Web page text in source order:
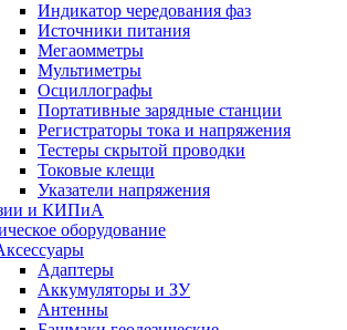
Индикатор чередования фаз
Источники питания
Мегаомметры
Мультиметры
Осциллографы
Портативные зарядные станции
Регистраторы тока и напряжения
Тестеры скрытой проводки
Токовые клещи
Указатели напряжения
и КИПиА
оборудование
Адаптеры
Аккумуляторы и ЗУ
Антенны